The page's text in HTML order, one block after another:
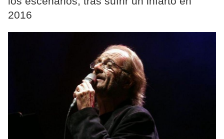
2016